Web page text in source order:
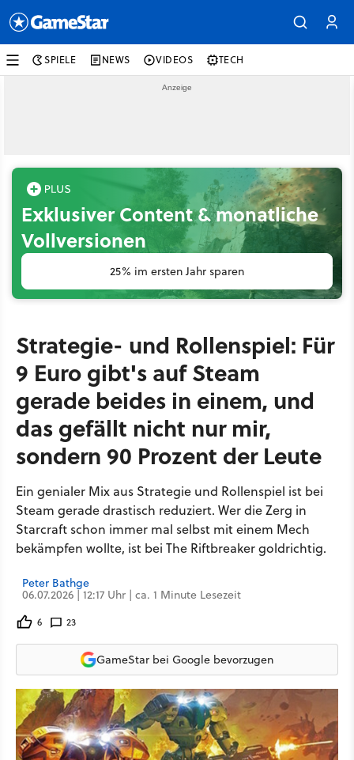
SPIELE NEWS VIDEOS TECH
Exklusiver Content & monatliche
Vollversionen
25% im ersten Jahr sparen
Strategie- und Rollenspiel: Für
9 Euro gibt's auf Steam
gerade beides in einem, und
das gefällt nicht nur mir,
sondern 90 Prozent der Leute
Ein genialer Mix aus Strategie und Rollenspiel ist bei
Steam gerade drastisch reduziert. Wer die Zerg in
Starcraft schon immer mal selbst mit einem Mech
bekämpfen wollte, ist bei The Riftbreaker goldrichtig.
Peter Bathge
06.07.2026 | 12:17 Uhr | ca. 1 Minute Lesezeit
6 23
GameStar bei Google bevorzugen